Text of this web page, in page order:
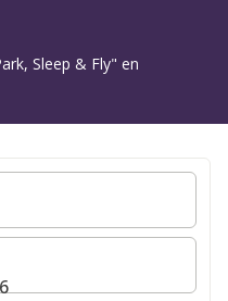
Sleep & Fly" en